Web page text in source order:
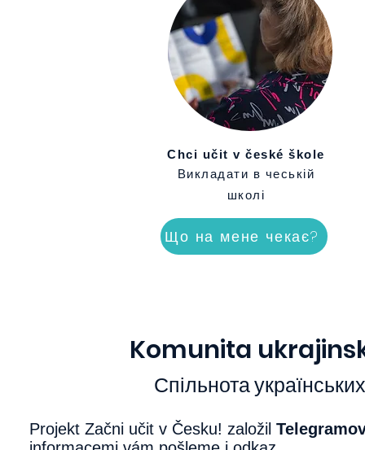
Chci učit v české škole
Викладати в чеській
школі
Що на мене чекає?
Komunita
Спільнота
Projekt Začni učit v Česku! založil